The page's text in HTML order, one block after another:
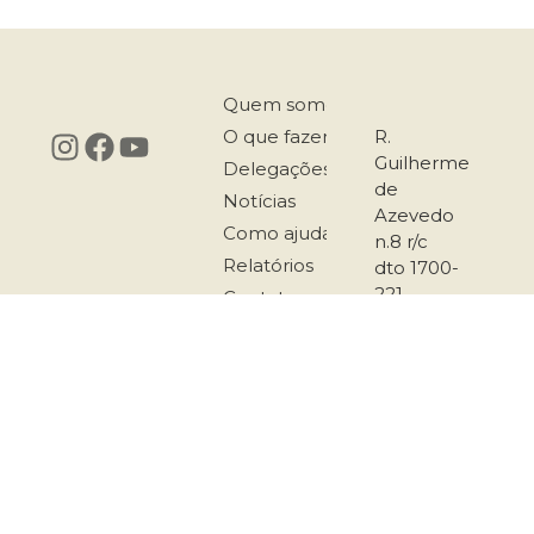
Quem somos
O que fazemos
Delegações
Notícias
Como ajudar
Relatórios
Contatos
R.
Guilherme
de
Azevedo
n.8 r/c
dto 1700-
221